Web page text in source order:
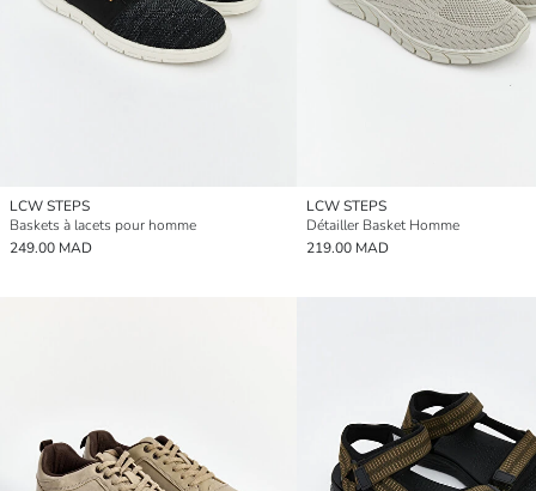
LCW STEPS
Baskets à lacets pour homme
249.00 MAD
LCW STEPS
Détailler Basket Homme
219.00 MAD